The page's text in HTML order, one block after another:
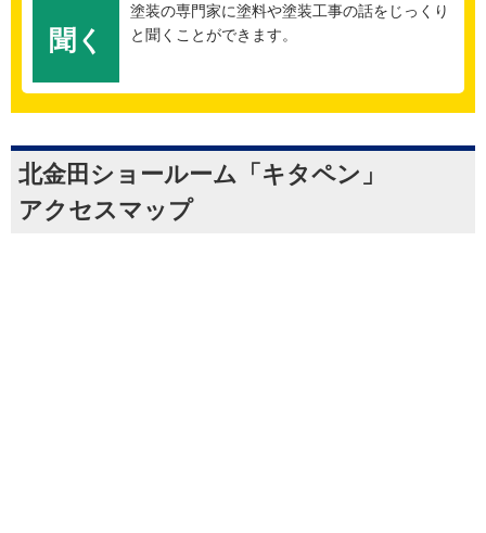
聞く
塗装の専門家に塗料や塗装工事の話をじっくり
と聞くことができます。
北金田ショールーム「キタペン」
アクセスマップ